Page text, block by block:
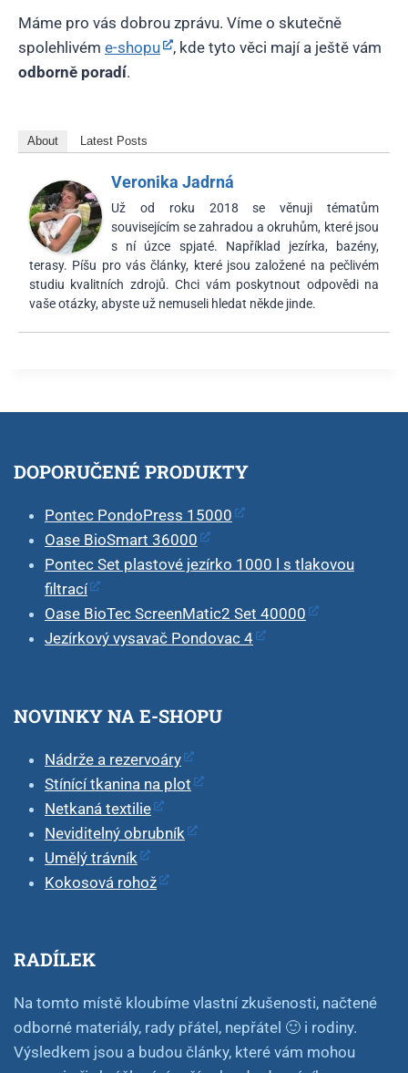
Máme pro vás dobrou zprávu. Víme o skutečně
spolehlivém e-shopu
, kde tyto věci mají a ještě vám
odborně poradí.
About Latest Posts
Veronika Jadrná
Už od roku 2018 se věnuji tématům
souvisejícím se zahradou a okruhům, které jsou
s ní úzce spjaté. Například jezírka, bazény,
terasy. Píšu pro vás články, které jsou založené na pečlivém
studiu kvalitních zdrojů. Chci vám poskytnout odpovědi na
vaše otázky, abyste už nemuseli hledat někde jinde.
DOPORUČENÉ PRODUKTY
Pontec PondoPress 15000
Oase BioSmart 36000
Pontec Set plastové jezírko 1000 l s tlakovou
filtrací
Oase BioTec ScreenMatic2 Set 40000
Jezírkový vysavač Pondovac 4
NOVINKY NA E-SHOPU
Nádrže a rezervoáry
Stínící tkanina na plot
Netkaná textilie
Neviditelný obrubník
Umělý trávník
Kokosová rohož
RADÍLEK
Na tomto místě kloubíme vlastní zkušenosti, načtené
odborné materiály, rady přátel, nepřátel 🙂 i rodiny.
Výsledkem jsou a budou články, které vám mohou